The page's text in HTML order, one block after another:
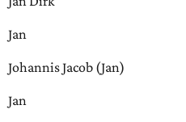
Jan
Johannis Jacob (Jan)
Jan